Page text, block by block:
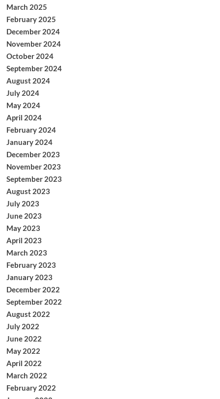
March 2025
February 2025
December 2024
November 2024
October 2024
September 2024
August 2024
July 2024
May 2024
April 2024
February 2024
January 2024
December 2023
November 2023
September 2023
August 2023
July 2023
June 2023
May 2023
April 2023
March 2023
February 2023
January 2023
December 2022
September 2022
August 2022
July 2022
June 2022
May 2022
April 2022
March 2022
February 2022